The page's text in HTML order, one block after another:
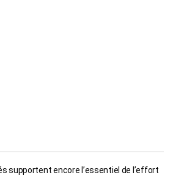
supportent encore l’essentiel de l’effort